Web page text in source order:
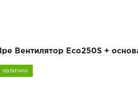
Вентилятор Eco250S +
наличии